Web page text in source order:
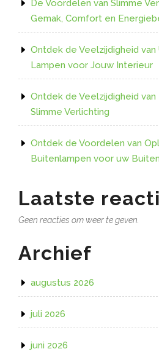
De Voordelen van Slimme
Gemak, Comfort en
Ontdek de Veelzijdigheid van
Lampen voor Jouw Interieur
Ontdek de Veelzijdigheid van
Slimme Verlichting
Ontdek de Voordelen van
Buitenlampen voor uw
Laatste
Geen reacties om weer te geven.
Archief
augustus 2026
juli 2026
juni 2026